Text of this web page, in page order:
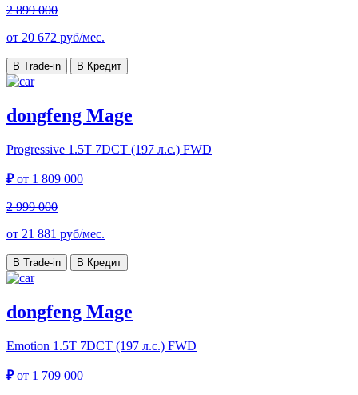
2 899 000
от 20 672 руб/мес.
В Trade-in В Кредит
dongfeng Mage
Progressive 1.5T 7DCT (197 л.с.) FWD
₽от 1 809 000
2 999 000
от 21 881 руб/мес.
В Trade-in В Кредит
dongfeng Mage
Emotion 1.5T 7DCT (197 л.с.) FWD
₽от 1 709 000